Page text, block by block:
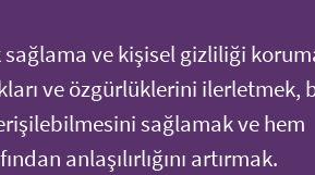
sağlama ve kişisel gizliliği
ve özgürlüklerini ilerletmek,
sağlamak ve hem
anlaşılırlığını artırmak.